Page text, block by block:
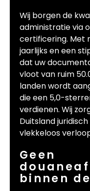
Wij borgen de
administratie via
certificering. Met
jaarlijks en een
dat uw
vloot van ruim
landen wordt
die een 5,0-
verdienen. Wij
Duitsland
vlekkeloos
Geen
binnen de